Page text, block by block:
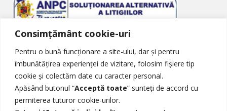
Consimțământ cookie-uri
Pentru o bună funcționare a site-ului, dar și pentru
îmbunătățirea experienței de vizitare, folosim fișiere tip
cookie și colectăm date cu caracter personal.
Apăsând butonul “Acceptă toate” sunteți de accord cu
permiterea tuturor cookie-urilor.
Soluționarea Alternativă a Litigiilor